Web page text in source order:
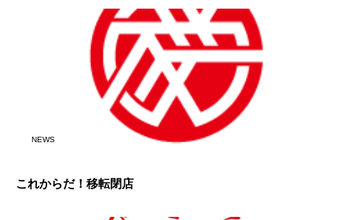
NEWS
これからだ！移転閉店